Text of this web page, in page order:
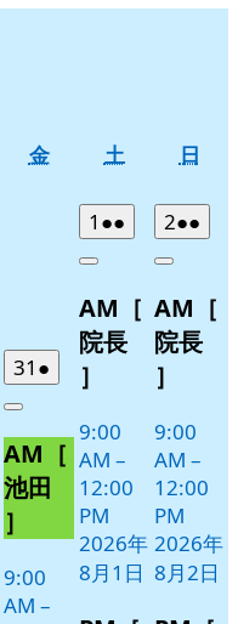
金金
土土
日
日
日
31 2026
年
月
31
日
●
件
イ
ベ
ト)
Close
AM［
池田
］
9:00
AM –
1 2026
年
月
1
日
●●
件
イ
ベ
Close
AM［
院長
］
9:00
AM –
12:00
PM
2026年
8月1日
22026
年
月
2
日
●●
件
イ
ベ
Close
AM［
院長
］
9:00
AM –
12:00
PM
2026年
8月2日